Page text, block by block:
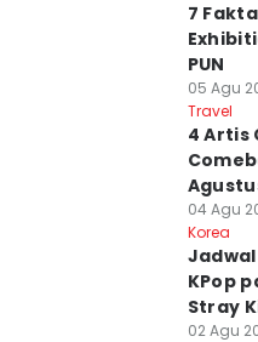
7 Fakta
PUN
05 Agu
Travel
4 Artis
04 Agu
Korea
KPop
Stray
02 Agu